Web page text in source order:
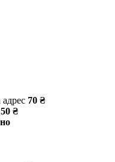
70 ₴
50 ₴